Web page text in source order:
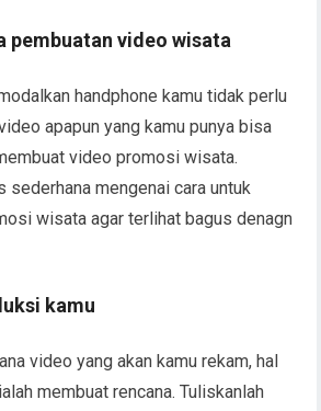
pembuatan video wisata
handphone kamu tidak perlu
apapun yang kamu punya bisa
video promosi wisata.
sederhana mengenai cara untuk
wisata agar terlihat bagus denagn
kamu
video yang akan kamu rekam, hal
membuat rencana. Tuliskanlah